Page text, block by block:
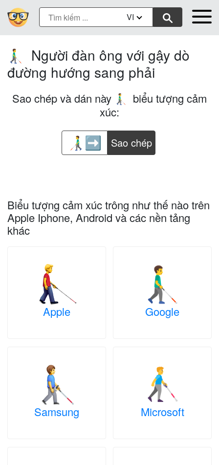
VI
👨‍🦯‍➡️
Người đàn ông với gậy dò
đường hướng sang phải
Sao chép và dán này 👨‍🦯‍➡️
biểu tượng cảm
xúc:
Sao chép
Biểu tượng cảm xúc trông như thế nào trên
Apple Iphone, Android và các nền tảng
khác
Apple Google
Samsung Microsoft